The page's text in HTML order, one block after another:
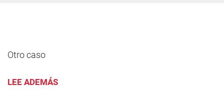
Otro caso
LEE ADEMÁS